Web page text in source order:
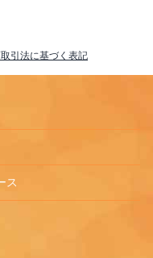
引法に基づく表記
ス